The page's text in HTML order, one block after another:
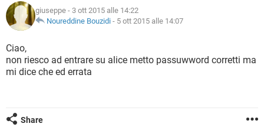
HARDWARE
TIKTOK FACEBOOK
iOS
INSTAGRAM
TIKTOK
HARDWARE
INTRATTENIMENTO ANDROID
INSTAGRAM WHATSAPP
GLOSSARIO
COVID-19
INTRATTENIMENTO
iOS
giuseppe - 3 ott 2015 alle 14:22
Noureddine Bouzidi - 5 ott 2015 alle 14:07
Ciao,
non riesco ad entrare su alice metto passuwword corretti ma
mi dice che ed errata
Share